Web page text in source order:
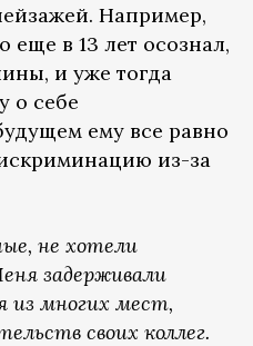
Например,
еще в 13 лет осознал,
и уже тогда
о себе
ему все равно
из-за
не хотели
задерживали
из многих мест,
своих коллег.